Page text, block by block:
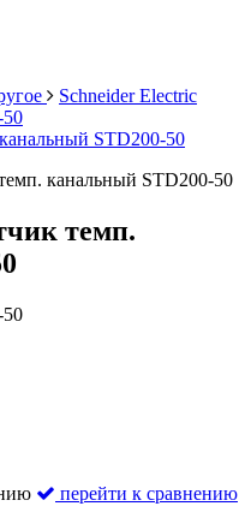
Schneider Electric
темп.
перейти к сравнению